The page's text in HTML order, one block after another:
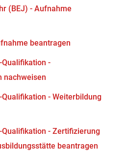
(BEJ) - Aufnahme
beantragen
-
nachweisen
- Weiterbildung
- Zertifizierung
beantragen